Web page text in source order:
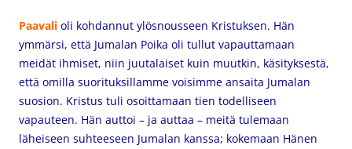
Paavali oli kohdannut ylösnousseen Kristuksen. Hän
ymmärsi, että Jumalan Poika oli tullut vapauttamaan
meidät ihmiset, niin juutalaiset kuin muutkin, käsityksestä,
että omilla suorituksillamme voisimme ansaita Jumalan
suosion. Kristus tuli osoittamaan tien todelliseen
vapauteen. Hän auttoi – ja auttaa – meitä tulemaan
läheiseen suhteeseen Jumalan kanssa; kokemaan Hänen